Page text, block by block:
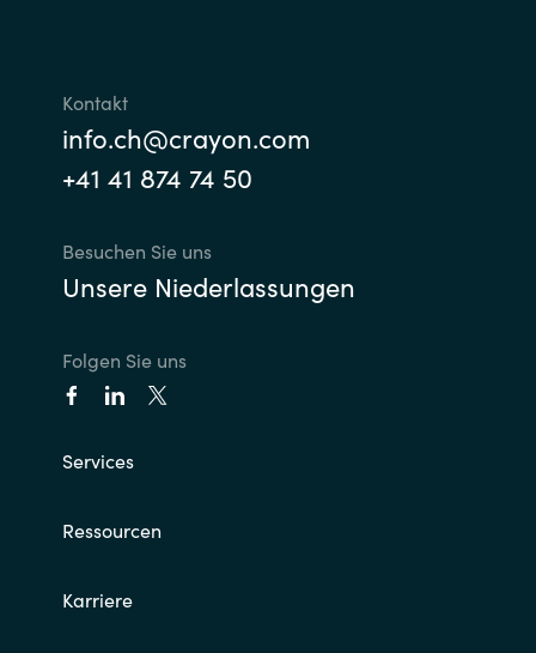
Kontakt
info.ch@crayon.com
+41 41 874 74 50
Besuchen Sie uns
Unsere Niederlassungen
Folgen Sie uns
Services
Ressourcen
Karriere